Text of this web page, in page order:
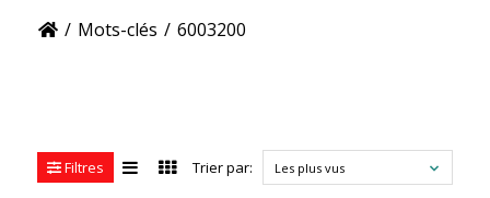
/ Mots-clés / 6003200
Filtres Trier par: Les plus vus